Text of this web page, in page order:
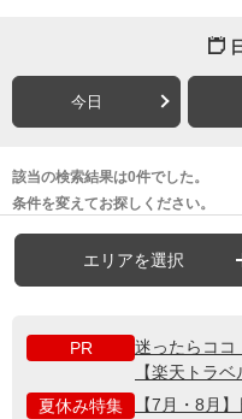
今日
該当の検索結果は0件でした。
条件を変えてお探しください。
エリアを選択
PR
迷ったらココ
【楽天トラベ
夏休み特集
【7月・8月